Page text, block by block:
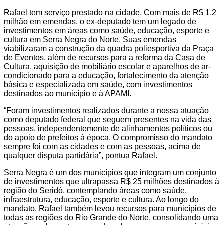
Rafael tem serviço prestado na cidade. Com mais de R$ 1,2
milhão em emendas, o ex-deputado tem um legado de
investimentos em áreas como saúde, educação, esporte e
cultura em Serra Negra do Norte. Suas emendas
viabilizaram a construção da quadra poliesportiva da Praça
de Eventos, além de recursos para a reforma da Casa de
Cultura, aquisição de mobiliário escolar e aparelhos de ar-
condicionado para a educação, fortalecimento da atenção
básica e especializada em saúde, com investimentos
destinados ao município e à APAMI.
“Foram investimentos realizados durante a nossa atuação
como deputado federal que seguem presentes na vida das
pessoas, independentemente de alinhamentos políticos ou
do apoio de prefeitos à época. O compromisso do mandato
sempre foi com as cidades e com as pessoas, acima de
qualquer disputa partidária”, pontua Rafael.
Serra Negra é um dos municípios que integram um conjunto
de investimentos que ultrapassa R$ 25 milhões destinados à
região do Seridó, contemplando áreas como saúde,
infraestrutura, educação, esporte e cultura. Ao longo do
mandato, Rafael também levou recursos para municípios de
todas as regiões do Rio Grande do Norte, consolidando uma